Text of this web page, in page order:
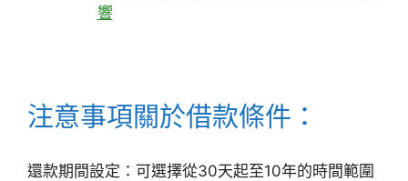
響
注意事項關於借款條件：
還款期間設定：可選擇從30天起至10年的時間範圍